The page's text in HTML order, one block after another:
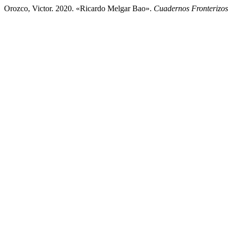
Orozco, Victor. 2020. «Ricardo Melgar Bao». Cuadernos Fronterizos